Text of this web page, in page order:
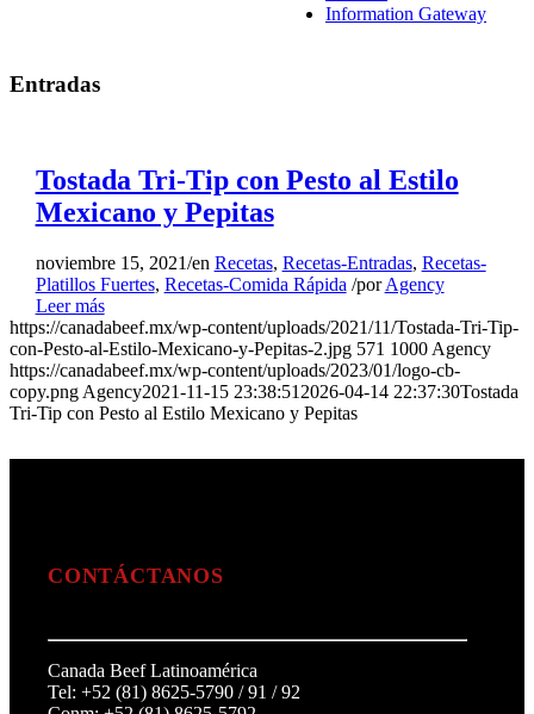
Information Gateway
Entradas
Tostada Tri-Tip con Pesto al Estilo
Mexicano y Pepitas
noviembre 15, 2021/en Recetas, Recetas-Entradas, Recetas-
Platillos Fuertes, Recetas-Comida Rápida /porAgency
Leer más
https://canadabeef.mx/wp-content/uploads/2021/11/Tostada-Tri-Tip-
con-Pesto-al-Estilo-Mexicano-y-Pepitas-2.jpg 571 1000 Agency
https://canadabeef.mx/wp-content/uploads/2023/01/logo-cb-
copy.png Agency2021-11-15 23:38:51 2026-04-14 22:37:30Tostada
Tri-Tip con Pesto al Estilo Mexicano y Pepitas
CONTÁCTANOS
Canada Beef Latinoamérica
Tel: +52 (81) 8625-5790 / 91 / 92